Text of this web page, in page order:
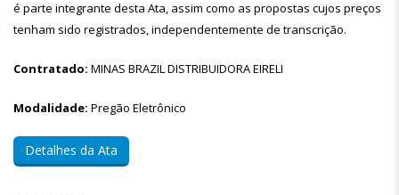
é parte integrante desta Ata, assim como as propostas cujos preços
tenham sido registrados, independentemente de transcrição.
Contratado: MINAS BRAZIL DISTRIBUIDORA EIRELI
Modalidade: Pregão Eletrônico
Detalhes da Ata